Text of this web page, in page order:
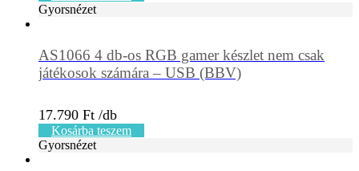
Gyorsnézet
AS1066 4 db-os RGB gamer készlet nem csak
játékosok számára – USB (BBV)
17.790 Ft
Kosárba teszem
Gyorsnézet